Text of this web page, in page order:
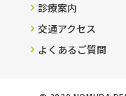
診療案内
交通アクセス
よくあるご質問